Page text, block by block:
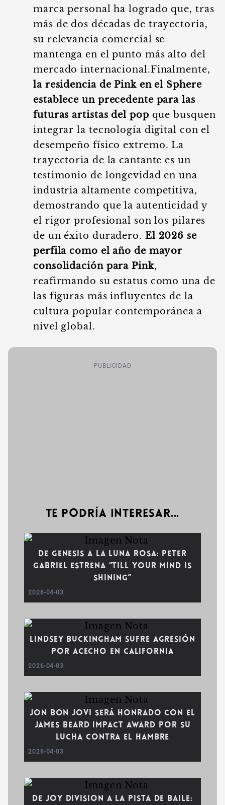
marca personal ha logrado que, tras
más de dos décadas de trayectoria,
su relevancia comercial se
mantenga en el punto más alto del
mercado internacional.Finalmente,
la residencia de Pink en el Sphere
establece un precedente para las
futuras artistas del pop que busquen
integrar la tecnología digital con el
desempeño físico extremo. La
trayectoria de la cantante es un
testimonio de longevidad en una
industria altamente competitiva,
demostrando que la autenticidad y
el rigor profesional son los pilares
de un éxito duradero. El 2026 se
perfila como el año de mayor
consolidación para Pink,
reafirmando su estatus como una de
las figuras más influyentes de la
cultura popular contemporánea a
nivel global.
PUBLICIDAD
Te podría interesar...
De Genesis a la Luna Rosa: Peter
Gabriel estrena “Till Your Mind Is
Shining”
2026-04-03
Lindsey Buckingham sufre agresión
por acecho en California
2026-04-03
Jon Bon Jovi será honrado con el
James Beard Impact Award por su
lucha contra el hambre
2026-04-03
De Joy Division a la pista de baile: